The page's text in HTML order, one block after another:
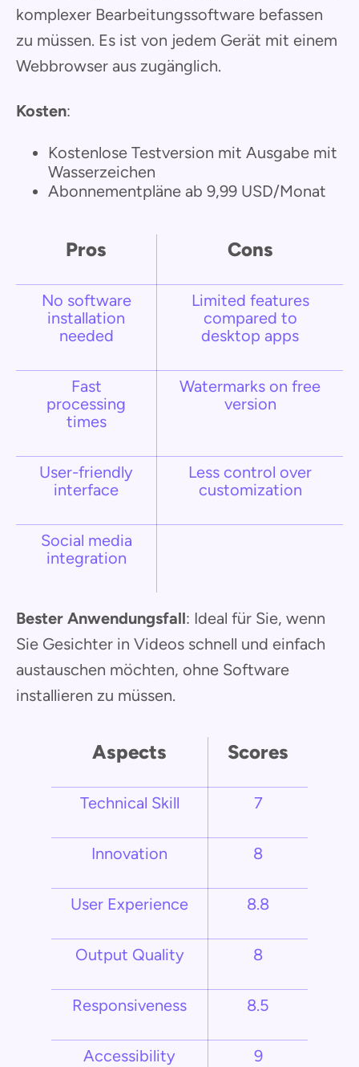
komplexer Bearbeitungssoftware befassen
zu müssen. Es ist von jedem Gerät mit einem
Webbrowser aus zugänglich.
Kosten:
Kostenlose Testversion mit Ausgabe mit
Wasserzeichen
Abonnementpläne ab 9,99 USD/Monat
Pros Cons
No software
installation
needed
Limited features
compared to
desktop apps
Fast
processing
times
Watermarks on free
version
User-friendly
interface
Less control over
customization
Social media
integration
Bester Anwendungsfall: Ideal für Sie, wenn
Sie Gesichter in Videos schnell und einfach
austauschen möchten, ohne Software
installieren zu müssen.
Aspects Scores
Technical Skill 7
Innovation 8
User Experience 8.8
Output Quality 8
Responsiveness 8.5
Accessibility 9